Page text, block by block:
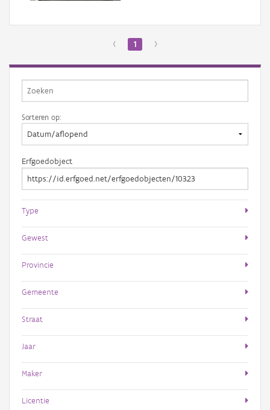
‹ 1 ›
Sorteren op:
Erfgoedobject
Type
Gewest
Provincie
Gemeente
Straat
Jaar
Maker
Licentie